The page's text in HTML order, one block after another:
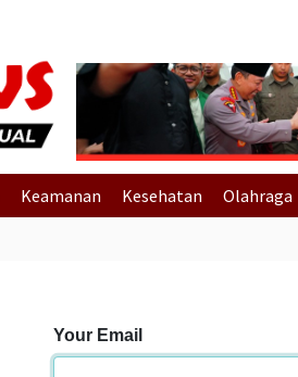
Previous
Keamanan Kesehatan Olahraga
Your Email